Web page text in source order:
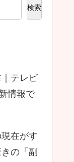
検索
｜テレビ
情報で
在がす
の「副